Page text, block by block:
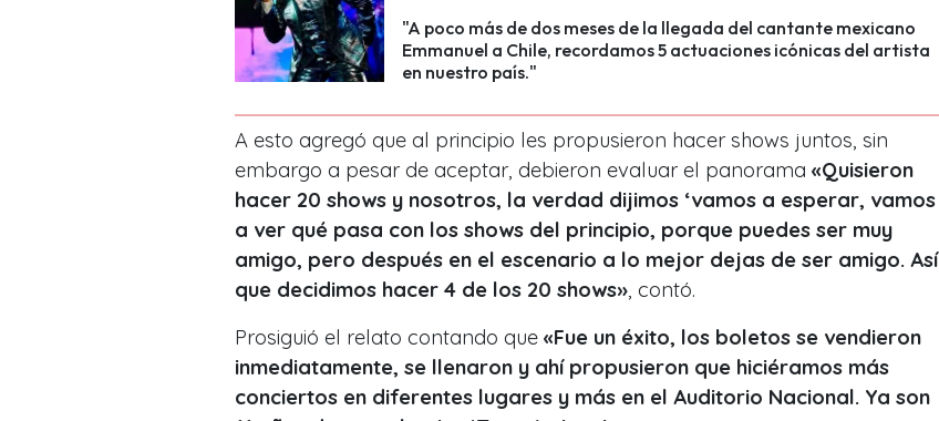
"A poco más de dos meses de la llegada del cantante mexicano
Emmanuel a Chile, recordamos 5 actuaciones icónicas del artista
en nuestro país."
A esto agregó que al principio les propusieron hacer shows juntos, sin
embargo a pesar de aceptar, debieron evaluar el panorama «Quisieron
hacer 20 shows y nosotros, la verdad dijimos ‘vamos a esperar, vamos
a ver qué pasa con los shows del principio, porque puedes ser muy
amigo, pero después en el escenario a lo mejor dejas de ser amigo. Así
que decidimos hacer 4 de los 20 shows» , contó.
Prosiguió el relato contando que «Fue un éxito, los boletos se vendieron
inmediatamente, se llenaron y ahí propusieron que hiciéramos más
conciertos en diferentes lugares y más en el Auditorio Nacional. Ya son